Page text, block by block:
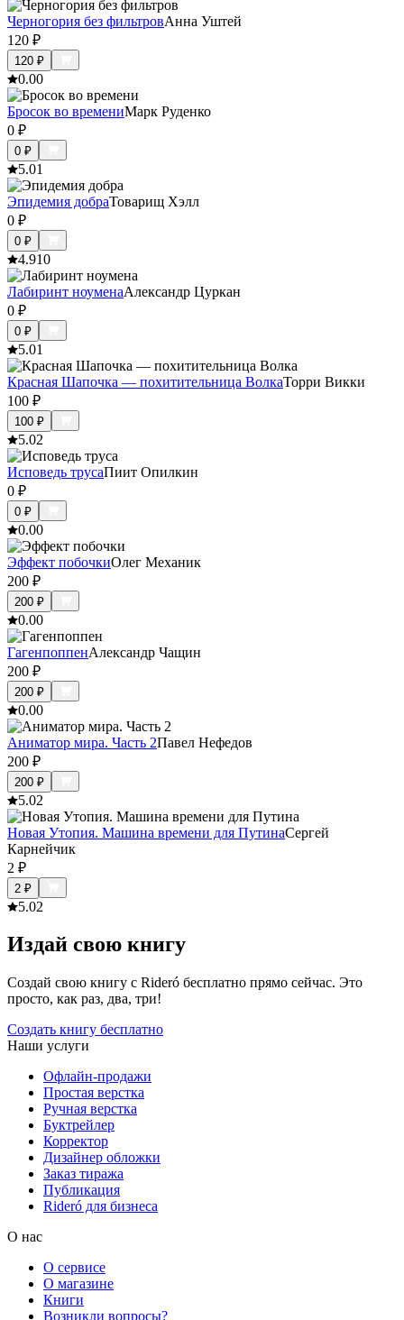
Черногория без фильтровАнна Уштей
120 ₽
120 ₽
0.00
Бросок во времениМарк Руденко
0 ₽
0 ₽
5.01
Эпидемия добраТоварищ Хэлл
0 ₽
0 ₽
4.910
Лабиринт ноуменаАлександр Цуркан
0 ₽
0 ₽
5.01
Красная Шапочка — похитительница ВолкаТорри Викки
100 ₽
100 ₽
5.02
Исповедь трусаПиит Опилкин
0 ₽
0 ₽
0.00
Эффект побочкиОлег Механик
200 ₽
200 ₽
0.00
ГагенпоппенАлександр Чащин
200 ₽
200 ₽
0.00
Аниматор мира. Часть 2Павел Нефедов
200 ₽
200 ₽
5.02
Новая Утопия. Машина времени для ПутинаСергей
Карнейчик
2 ₽
2 ₽
5.02
Издай свою книгу
Создай свою книгу с Rideró бесплатно прямо сейчас. Это
просто, как раз, два, три!
Создать книгу бесплатно
Наши услуги
Офлайн-продажи
Простая верстка
Ручная верстка
Буктрейлер
Корректор
Дизайнер обложки
Заказ тиража
Публикация
Rideró для бизнеса
О нас
О сервисе
О магазине
Книги
Возникли вопросы?